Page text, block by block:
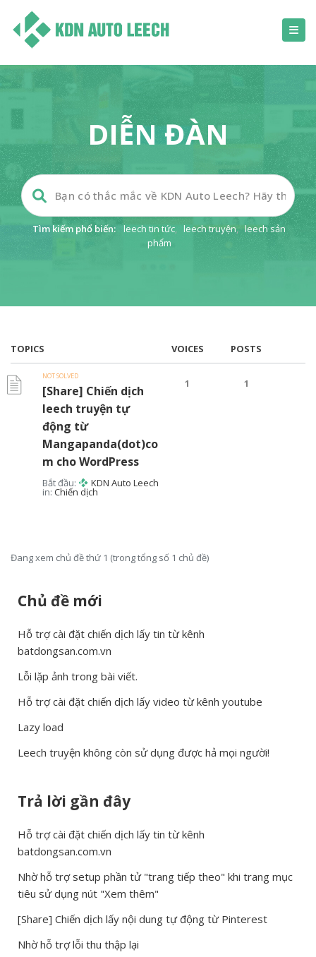
DIỄN ĐÀN
Tìm kiếm phổ biến: leech tin tức, leech truyện, leech sản
phẩm
TOPICS VOICES POSTS
NOT SOLVED
[Share] Chiến dịch
leech truyện tự
động từ
Mangapanda(dot)co
m cho WordPress
Bắt đầu: KDN Auto Leech
in: Chiến dịch
1 1
Đang xem chủ đề thứ 1 (trong tổng số 1 chủ đề)
Chủ đề mới
Hỗ trợ cài đặt chiến dịch lấy tin từ kênh
batdongsan.com.vn
Lỗi lặp ảnh trong bài viết.
Hỗ trợ cài đặt chiến dịch lấy video từ kênh youtube
Lazy load
Leech truyện không còn sử dụng được hả mọi người!
Trả lời gần đây
Hỗ trợ cài đặt chiến dịch lấy tin từ kênh
batdongsan.com.vn
Nhờ hỗ trợ setup phần tử "trang tiếp theo" khi trang mục
tiêu sử dụng nút "Xem thêm"
[Share] Chiến dịch lấy nội dung tự động từ Pinterest
Nhờ hỗ trợ lỗi thu thập lại